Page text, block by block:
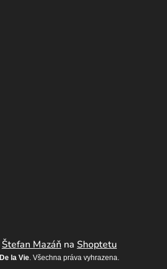
Štefan Mazáň na Shoptetu
De la Vie. Všechna práva vyhrazena.